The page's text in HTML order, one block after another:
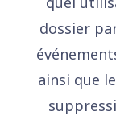
dossier
ainsi que